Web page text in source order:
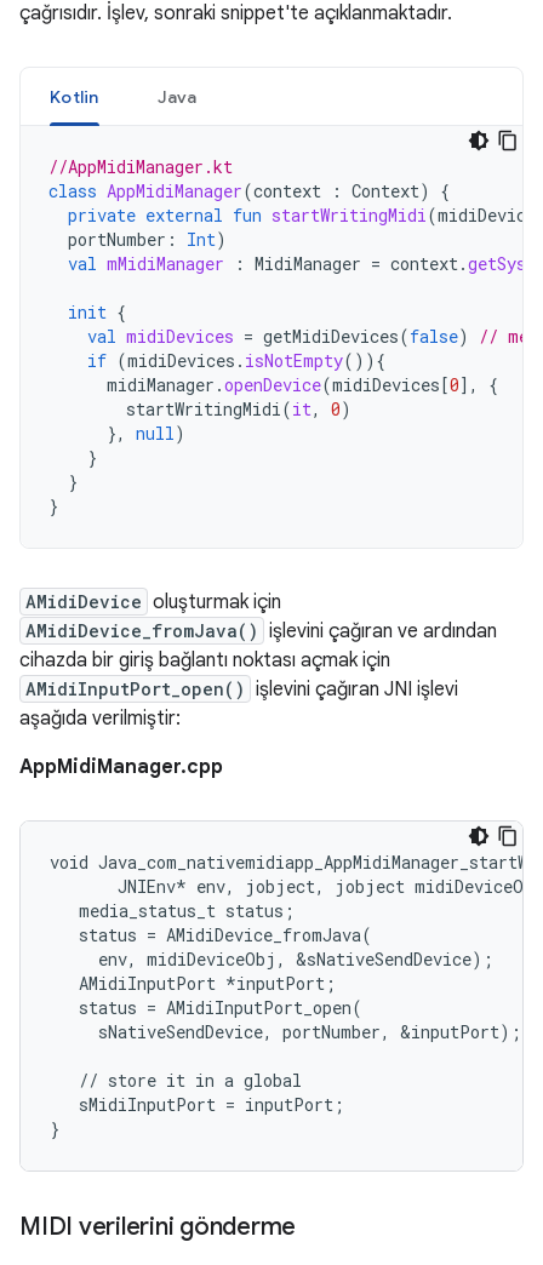
çağrısıdır. İşlev, sonraki snippet'te açıklanmaktadır.
Kotlin Java
//AppMidiManager.kt
class AppMidiManager(context : Context)
{
private external fun startWritingMidi(midiDevice
portNumber : Int)
val mMidiManager : MidiManager = context.
init {
val midiDevices = getMidiDevices(false)
//
if (midiDevices . isNotEmpty()){
midiManager .openDevice(midiDevices [0] ,
{
startWritingMidi(it, 0)
},
null)
}
}
}
AMidiDevice oluşturmak için
AMidiDevice_fromJava() işlevini çağıran ve ardından
cihazda bir giriş bağlantı noktası açmak için
AMidiInputPort_open() işlevini çağıran JNI işlevi
aşağıda verilmiştir:
AppMidiManager.cpp
void
JNIEnv* env, jobject, jobject
   media_status_t status;
   status = AMidiDevice_fromJava(
     env, midiDeviceObj, &sNativeSendDevice);
   AMidiInputPort *inputPort;
   status = AMidiInputPort_open(
     sNativeSendDevice, portNumber, &inputPort);
   // store it in a global
   sMidiInputPort = inputPort;
MIDI verilerini gönderme